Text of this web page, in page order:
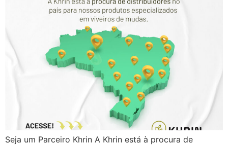
Seja um Parceiro Khrin A Khrin está à procura de